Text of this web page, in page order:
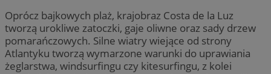
Oprócz bajkowych plaż, krajobraz Costa de la Luz
tworzą urokliwe zatoczki, gaje oliwne oraz sady drzew
pomarańczowych. Silne wiatry wiejące od strony
Atlantyku tworzą wymarzone warunki do uprawiania
żeglarstwa, windsurfingu czy kitesurfingu, z kolei